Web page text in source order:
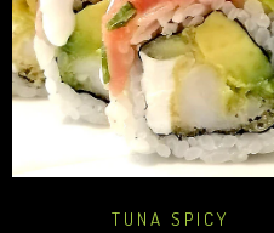
TUNA SPICY